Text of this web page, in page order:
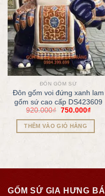
ĐÔN GỐM SỨ
Đôn gốm voi đứng xanh lam
gốm sứ cao cấp DS423609
920.000₫ 750.000₫
THÊM VÀO GIỎ HÀNG
GỐM SỨ GIA HƯNG